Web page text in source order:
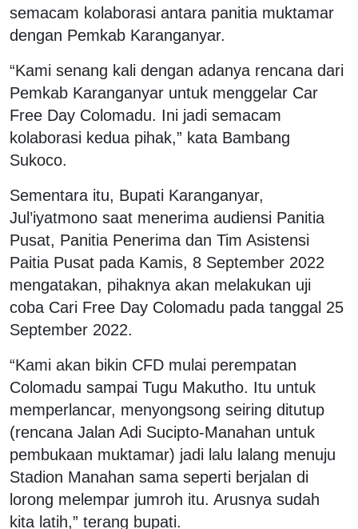
semacam kolaborasi antara panitia muktamar
dengan Pemkab Karanganyar.
“Kami senang kali dengan adanya rencana dari
Pemkab Karanganyar untuk menggelar Car
Free Day Colomadu. Ini jadi semacam
kolaborasi kedua pihak,” kata Bambang
Sukoco.
Sementara itu, Bupati Karanganyar,
Jul’iyatmono saat menerima audiensi Panitia
Pusat, Panitia Penerima dan Tim Asistensi
Paitia Pusat pada Kamis, 8 September 2022
mengatakan, pihaknya akan melakukan uji
coba Cari Free Day Colomadu pada tanggal 25
September 2022.
“Kami akan bikin CFD mulai perempatan
Colomadu sampai Tugu Makutho. Itu untuk
memperlancar, menyongsong seiring ditutup
(rencana Jalan Adi Sucipto-Manahan untuk
pembukaan muktamar) jadi lalu lalang menuju
Stadion Manahan sama seperti berjalan di
lorong melempar jumroh itu. Arusnya sudah
kita latih,” terang bupati.